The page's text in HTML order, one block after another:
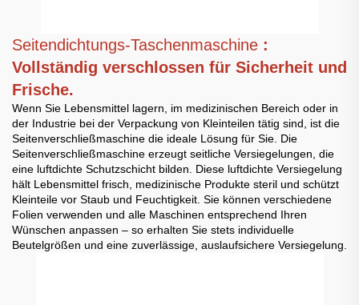
Seitendichtungs-Taschenmaschine :
Vollständig verschlossen für Sicherheit und
Frische.
Wenn Sie Lebensmittel lagern, im medizinischen Bereich oder in
der Industrie bei der Verpackung von Kleinteilen tätig sind, ist die
Seitenverschließmaschine die ideale Lösung für Sie. Die
Seitenverschließmaschine erzeugt seitliche Versiegelungen, die
eine luftdichte Schutzschicht bilden. Diese luftdichte Versiegelung
hält Lebensmittel frisch, medizinische Produkte steril und schützt
Kleinteile vor Staub und Feuchtigkeit. Sie können verschiedene
Folien verwenden und alle Maschinen entsprechend Ihren
Wünschen anpassen – so erhalten Sie stets individuelle
Beutelgrößen und eine zuverlässige, auslaufsichere Versiegelung.